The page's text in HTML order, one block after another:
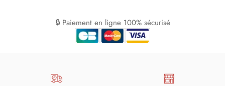
🔒 Paiement en ligne 100% sécurisé